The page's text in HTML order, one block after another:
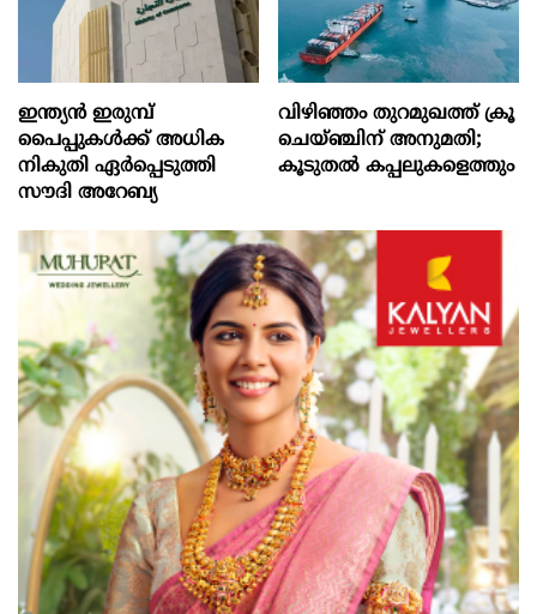
ഇന്ത്യൻ ഇരുമ്പ്
പൈപ്പുകൾക്ക് അധിക
നികുതി ഏർപ്പെടുത്തി
സൗദി അറേബ്യ
വിഴിഞ്ഞം തുറമുഖത്ത് ക്രൂ
ചെയ്ഞ്ചിന് അനുമതി;
കൂടുതൽ കപ്പലുകളെത്തും